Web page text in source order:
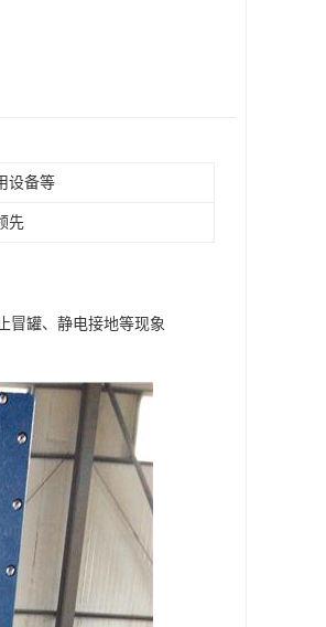
设备等
先
冒罐、静电接地等现象